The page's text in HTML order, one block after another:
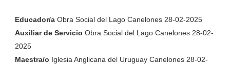
Educador/aObra Social del Lago Canelones 28-02-2025
Auxiliar de Servicio Obra Social del Lago Canelones 28-02-
2025
Maestra/o Iglesia Anglicana del Uruguay Canelones 28-02-